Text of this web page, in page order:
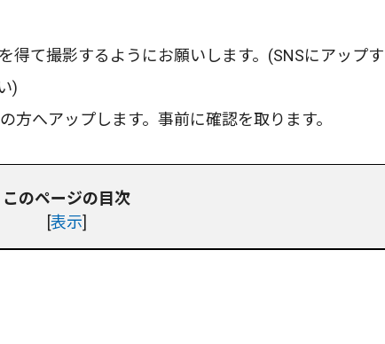
得て撮影するようにお願いします。(SNSにアップす
)
へアップします。事前に確認を取ります。
このページの目次
[表示]